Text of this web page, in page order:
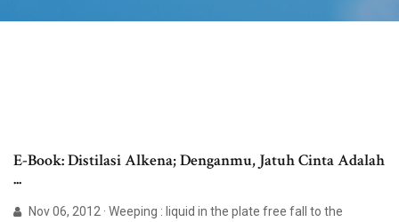
E-Book: Distilasi Alkena; Denganmu, Jatuh Cinta Adalah
...
Nov 06, 2012 · Weeping : liquid in the plate free fall to the